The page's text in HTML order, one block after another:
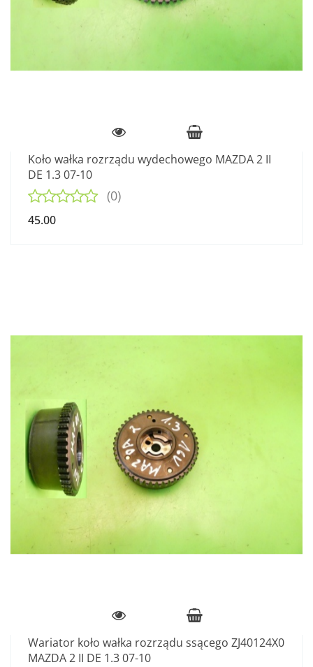
Koło wałka rozrządu wydechowego MAZDA 2 II
DE 1.3 07-10
(0)
45.00
Wariator koło wałka rozrządu ssącego ZJ40124X0
MAZDA 2 II DE 1.3 07-10